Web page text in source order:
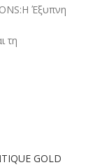
Έξυπνη
τη